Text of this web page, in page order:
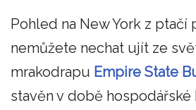
Pohled na New York z ptačí
nemůžete nechat ujít ze
mrakodrapu Empire State
stavěn v době